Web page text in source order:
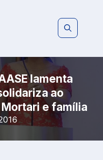
lamenta
ao
e família